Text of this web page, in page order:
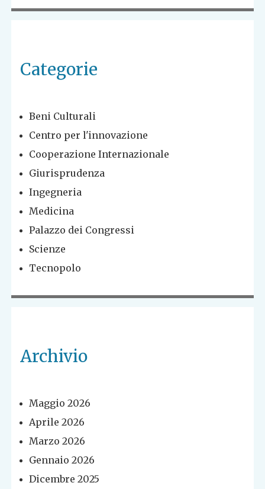
Categorie
Beni Culturali
Centro per l'innovazione
Cooperazione Internazionale
Giurisprudenza
Ingegneria
Medicina
Palazzo dei Congressi
Scienze
Tecnopolo
Archivio
Maggio 2026
Aprile 2026
Marzo 2026
Gennaio 2026
Dicembre 2025